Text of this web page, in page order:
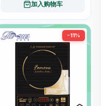
加入购物车
-11%